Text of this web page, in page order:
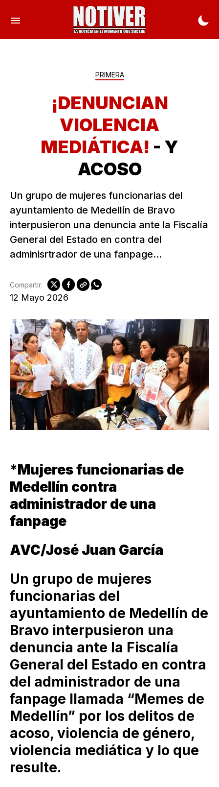
PRIMERA
¡DENUNCIAN
VIOLENCIA
MEDIÁTICA! - Y
ACOSO
Un grupo de mujeres funcionarias del
ayuntamiento de Medellín de Bravo
interpusieron una denuncia ante la Fiscalía
General del Estado en contra del
adminisrtrador de una fanpage...
12 Mayo 2026
Compartir:
*Mujeres funcionarias de
Medellín contra
administrador de una
fanpage
AVC/José Juan García
Un grupo de mujeres
funcionarias del
ayuntamiento de Medellín de
Bravo interpusieron una
denuncia ante la Fiscalía
General del Estado en contra
del administrador de una
fanpage llamada “Memes de
Medellín” por los delitos de
acoso, violencia de género,
violencia mediática y lo que
resulte.